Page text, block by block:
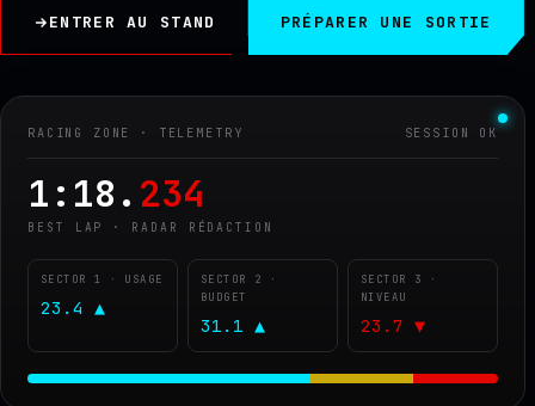
ENTRER AU STAND PRÉPARER UNE SORTIE
RACING ZONE · TELEMETRY SESSION OK
1:18. 234
BEST LAP · RADAR RÉDACTION
SECTOR 1 · USAGE
23.4
SECTOR 2 ·
BUDGET
31.1
SECTOR 3 ·
NIVEAU
23.7